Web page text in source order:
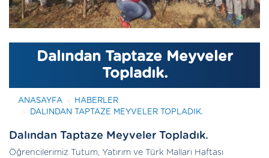
Dalından Taptaze Meyveler
Topladık.
ANASAYFA
HABERLER
DALINDAN TAPTAZE MEYVELER TOPLADIK.
Dalından Taptaze Meyveler Topladık.
Öğrencilerimiz Tutum, Yatırım ve Türk Malları Haftası